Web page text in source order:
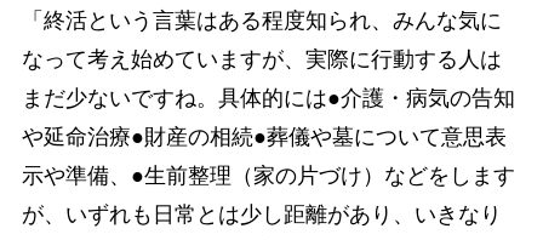
「終活という言葉はある程度知られ、みんな気に
なって考え始めていますが、実際に行動する人は
まだ少ないですね。具体的には●介護・病気の告知
や延命治療●財産の相続●葬儀や墓について意思表
示や準備、●生前整理（家の片づけ）などをします
が、いずれも日常とは少し距離があり、いきなり